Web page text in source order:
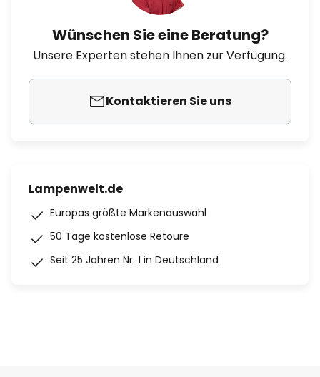
Wünschen Sie eine Beratung?
Unsere Experten stehen Ihnen zur Verfügung.
Kontaktieren Sie uns
Lampenwelt.de
Europas größte Markenauswahl
50 Tage kostenlose Retoure
Seit 25 Jahren Nr. 1 in Deutschland